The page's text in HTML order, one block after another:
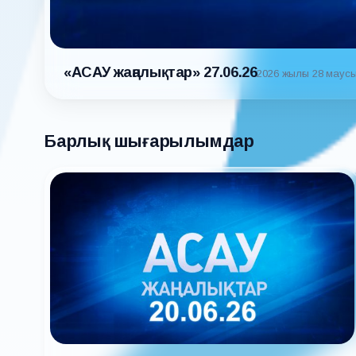
«АСАУ жаңалықтар» 27.06.262026 жылғы 28
Барлық шығарылымдар